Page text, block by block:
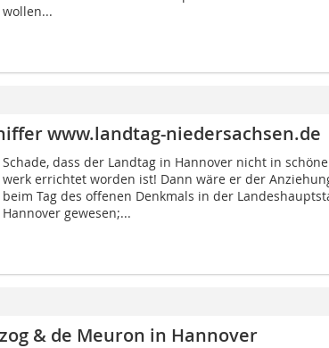
wollen...
www.landtag-niedersachsen.de
Schade, dass der Landtag in Hannover nicht in
werk errichtet worden ist! Dann wäre er der
beim Tag des offenen Denkmals in der
Hannover gewesen;...
& de Meuron in Hannover